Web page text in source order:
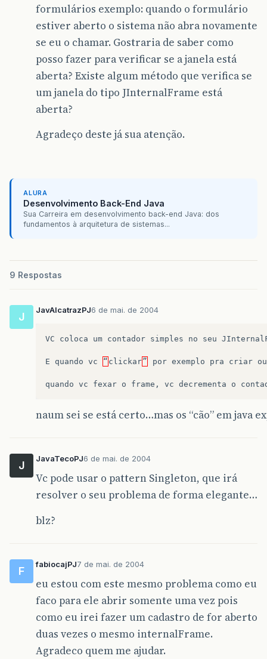
formulários exemplo: quando o formulário
estiver aberto o sistema não abra novamente
se eu o chamar. Gostraria de saber como
posso fazer para verificar se a janela está
aberta? Existe algum método que verifica se
um janela do tipo JInternalFrame está
aberta?
Agradeço deste já sua atenção.
ALURA
Desenvolvimento Back-End Java
Sua Carreira em desenvolvimento back-end Java: dos
fundamentos à arquitetura de sistemas...
9 Respostas
J
JavAlcatrazPJ6 de mai. de 2004
VC coloca um contador simples no seu
E quando vc “ clickar” por exemplo pra criar
quando vc fexar o frame , vc decrementa o
naum sei se está certo…mas os “cão” em java
J
JavaTecoPJ6 de mai. de 2004
Vc pode usar o pattern Singleton, que irá
resolver o seu problema de forma elegante…
blz?
F
fabiocajPJ7 de mai. de 2004
eu estou com este mesmo problema como eu
faco para ele abrir somente uma vez pois
como eu irei fazer um cadastro de for aberto
duas vezes o mesmo internalFrame.
Agradeco quem me ajudar.